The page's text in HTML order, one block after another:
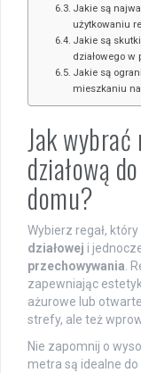
Jakie są
użytkowaniu
Jakie są
działowego w
Jakie są
mieszkaniu
Jak
działową
domu?
Wybierz regał,
działowej i
przechowywania .
zapewniając
ażurowe lub
strefy, ale też
Nie zapomnij o
metra są idealne